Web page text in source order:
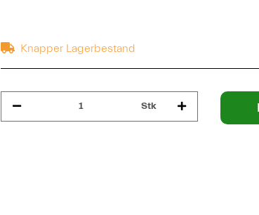
Knapper Lagerbestand
Stk